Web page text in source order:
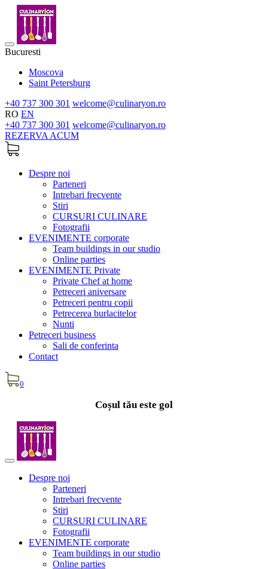
Bucuresti
Moscova
Saint Petersburg
+40 737 300 301 welcome@culinaryon.ro
RO EN
+40 737 300 301 welcome@culinaryon.ro
REZERVA ACUM
Despre noi
Parteneri
Intrebari frecvente
Stiri
CURSURI CULINARE
Fotografii
EVENIMENTE corporate
Team buildings in our studio
Online parties
EVENIMENTE Private
Private Chef at home
Petreceri aniversare
Petreceri pentru copii
Petrecerea burlacitelor
Nunti
Petreceri business
Sali de conferinta
Contact
0
Coșul tău este gol
Despre noi
Parteneri
Intrebari frecvente
Stiri
CURSURI CULINARE
Fotografii
EVENIMENTE corporate
Team buildings in our studio
Online parties